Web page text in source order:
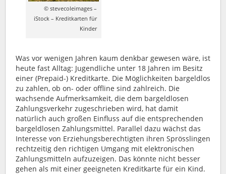
© stevecoleimages –
iStock – Kreditkarten für
Kinder
Was vor wenigen Jahren kaum denkbar gewesen wäre, ist
heute fast Alltag: Jugendliche unter 18 Jahren im Besitz
einer (Prepaid-) Kreditkarte. Die Möglichkeiten bargeldlos
zu zahlen, ob on- oder offline sind zahlreich. Die
wachsende Aufmerksamkeit, die dem bargeldlosen
Zahlungsverkehr zugeschrieben wird, hat damit
natürlich auch großen Einfluss auf die entsprechenden
bargeldlosen Zahlungsmittel. Parallel dazu wächst das
Interesse von Erziehungsberechtigten ihren Sprösslingen
rechtzeitig den richtigen Umgang mit elektronischen
Zahlungsmitteln aufzuzeigen. Das könnte nicht besser
gehen als mit einer geeigneten Kreditkarte für ein Kind.